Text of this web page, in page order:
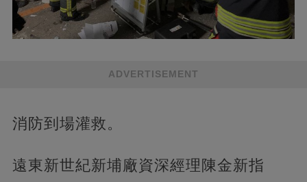
ADVERTISEMENT
消防到場灌救。
遠東新世紀新埔廠資深經理陳金新指